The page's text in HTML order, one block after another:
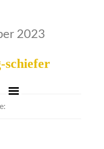
2023
schiefer